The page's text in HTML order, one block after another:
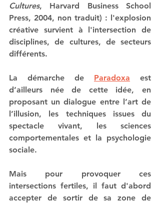
Cultures, Harvard Business School
Press, 2004, non traduit) : l'explosion
créative survient à l'intersection de
disciplines, de cultures, de secteurs
différents.
La démarche de Paradoxa est
d’ailleurs née de cette idée, en
proposant un dialogue entre l’art de
l’illusion, les techniques issues du
spectacle vivant, les sciences
comportementales et la psychologie
sociale.
Mais pour provoquer ces
intersections fertiles, il faut d'abord
accepter de sortir de sa zone de